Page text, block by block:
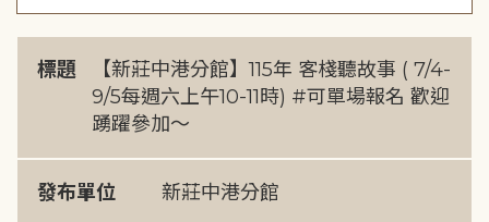
標題
【新莊中港分館】115年 客棧聽故事 ( 7/4-
9/5每週六上午10-11時) #可單場報名 歡迎
踴躍參加～
發布單位 新莊中港分館